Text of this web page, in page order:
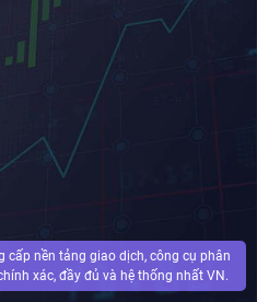
cấp nền tảng giao dịch, công cụ phân
xác, đầy đủ và hệ thống nhất VN.